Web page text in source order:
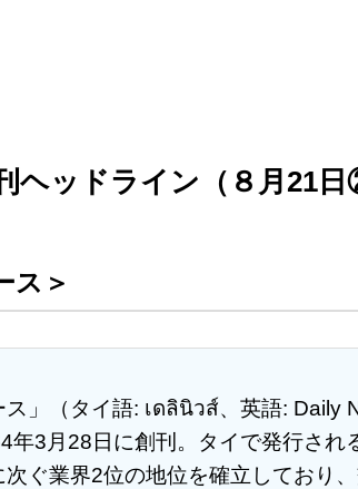
ヘッドライン（８月21日
ス＞
ス」（タイ語: เดลินิวส์、英語: Daily
年3月28日に創刊。タイで発行され
ぐ業界2位の地位を確立しており